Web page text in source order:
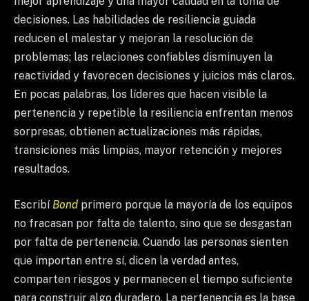
decisiones. Las habilidades de resiliencia guiada
reducen el malestar y mejoran la resolución de
problemas; las relaciones confiables disminuyen la
reactividad y favorecen decisiones y juicios más claros.
En pocas palabras, los líderes que hacen visible la
pertenencia y repetible la resiliencia enfrentan menos
sorpresas, obtienen actualizaciones más rápidas,
transiciones más limpias, mayor retención y mejores
resultados.
Escribí Bond primero porque la mayoría de los equipos
no fracasan por falta de talento, sino que se desgastan
por falta de pertenencia. Cuando las personas sienten
que importan entre sí, dicen la verdad antes,
comparten riesgos y permanecen el tiempo suficiente
para construir algo duradero. La pertenencia es la base